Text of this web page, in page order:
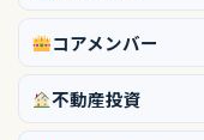
コアメンバー
不動産投資